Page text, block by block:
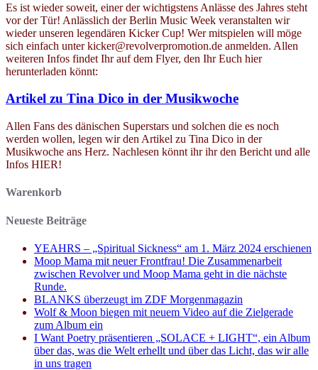
Es ist wieder soweit, einer der wichtigstens Anlässe des Jahres steht
vor der Tür! Anlässlich der Berlin Music Week veranstalten wir
wieder unseren legendären Kicker Cup! Wer mitspielen will möge
sich einfach unter kicker@revolverpromotion.de anmelden. Allen
weiteren Infos findet Ihr auf dem Flyer, den Ihr Euch hier
herunterladen könnt:
Artikel zu Tina Dico in der Musikwoche
Allen Fans des dänischen Superstars und solchen die es noch
werden wollen, legen wir den Artikel zu Tina Dico in der
Musikwoche ans Herz. Nachlesen könnt ihr ihr den Bericht und alle
Infos HIER!
Warenkorb
Neueste Beiträge
YEAHRS – „Spiritual Sickness“ am 1. März 2024 erschienen
Moop Mama mit neuer Frontfrau! Die Zusammenarbeit
zwischen Revolver und Moop Mama geht in die nächste
Runde.
BLANKS überzeugt im ZDF Morgenmagazin
Wolf & Moon biegen mit neuem Video auf die Zielgerade
zum Album ein
I Want Poetry präsentieren „SOLACE + LIGHT“, ein Album
über das, was die Welt erhellt und über das Licht, das wir alle
in uns tragen